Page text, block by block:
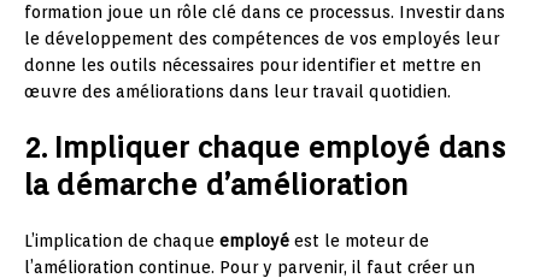
formation joue un rôle clé dans ce processus. Investir dans
le développement des compétences de vos employés leur
donne les outils nécessaires pour identifier et mettre en
œuvre des améliorations dans leur travail quotidien.
2. Impliquer chaque employé dans
la démarche d’amélioration
L’implication de chaque employé est le moteur de
l’amélioration continue. Pour y parvenir, il faut créer un